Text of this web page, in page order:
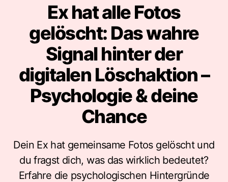
Ex hat alle Fotos
gelöscht: Das wahre
Signal hinter der
digitalen Löschaktion –
Psychologie & deine
Chance
Dein Ex hat gemeinsame Fotos gelöscht und
du fragst dich, was das wirklich bedeutet?
Erfahre die psychologischen Hintergründe